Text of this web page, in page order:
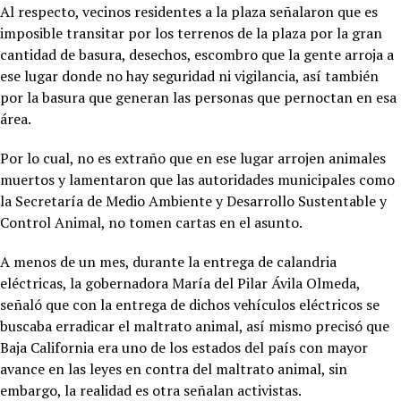
Al respecto, vecinos residentes a la plaza señalaron que es
imposible transitar por los terrenos de la plaza por la gran
cantidad de basura, desechos, escombro que la gente arroja a
ese lugar donde no hay seguridad ni vigilancia, así también
por la basura que generan las personas que pernoctan en esa
área.
Por lo cual, no es extraño que en ese lugar arrojen animales
muertos y lamentaron que las autoridades municipales como
la Secretaría de Medio Ambiente y Desarrollo Sustentable y
Control Animal, no tomen cartas en el asunto.
A menos de un mes, durante la entrega de calandria
eléctricas, la gobernadora María del Pilar Ávila Olmeda,
señaló que con la entrega de dichos vehículos eléctricos se
buscaba erradicar el maltrato animal, así mismo precisó que
Baja California era uno de los estados del país con mayor
avance en las leyes en contra del maltrato animal, sin
embargo, la realidad es otra señalan activistas.